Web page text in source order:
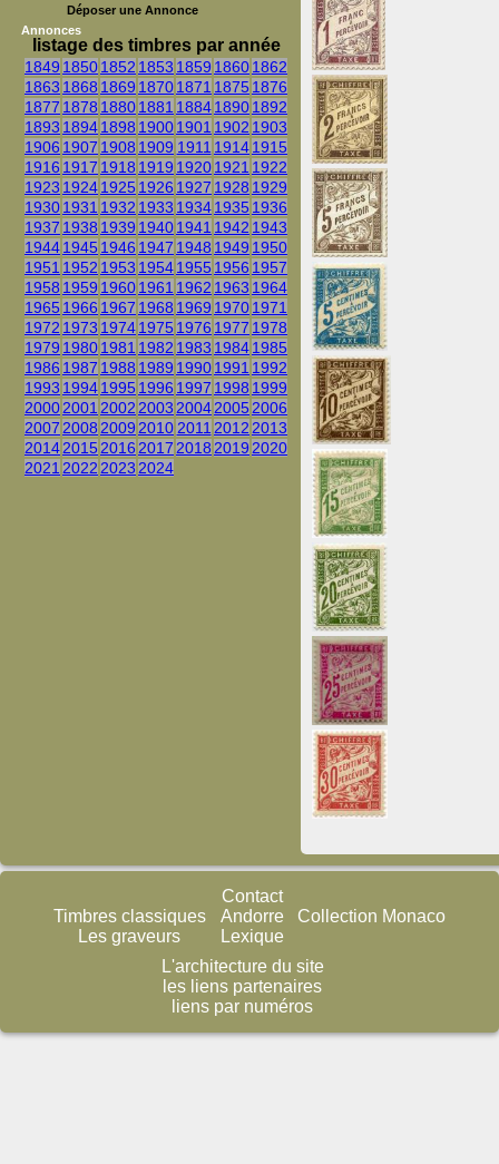
Déposer une Annonce
Annonces
listage des timbres par année
1849 18501852 1853 1859 18601862
1863 1868 1869 18701871 1875 1876
1877 1878 18801881 188418901892
1893 18941898 19001901 1902 1903
1906 1907 1908 1909 1911 19141915
1916 1917 1918 1919 19201921 1922
1923 19241925 1926 1927 1928 1929
19301931 1932 1933 19341935 1936
1937 1938 1939 19401941 1942 1943
19441945 1946 1947 1948 1949 1950
1951 1952 1953 19541955 1956 1957
1958 1959 19601961 1962 1963 1964
1965 1966 1967 1968 1969 19701971
1972 1973 19741975 1976 1977 1978
1979 19801981 1982 1983 19841985
1986 1987 1988 1989 19901991 1992
1993 19941995 1996 1997 1998 1999
2000200120022003200420052006
2007200820092010201120122013
2014201520162017201820192020
2021202220232024
Timbres classiques
Les graveurs
Contact
Andorre
Lexique
Collection Monaco
L'architecture du site
les liens partenaires
liens par numéros